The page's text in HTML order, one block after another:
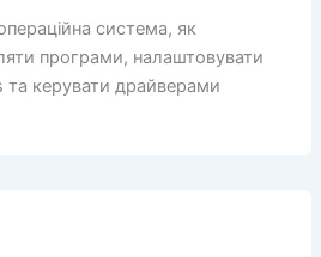
система, як
програми, налаштовувати
керувати драйверами